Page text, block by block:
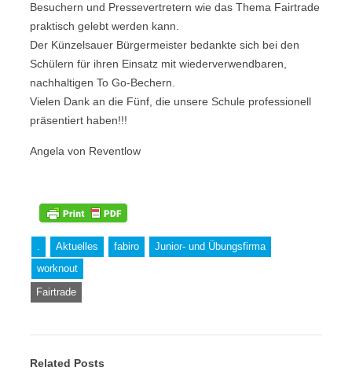
Besuchern und Pressevertretern wie das Thema Fairtrade
praktisch gelebt werden kann.
Der Künzelsauer Bürgermeister bedankte sich bei den
Schülern für ihren Einsatz mit wiederverwendbaren,
nachhaltigen To Go-Bechern.
Vielen Dank an die Fünf, die unsere Schule professionell
präsentiert haben!!!
Angela von Reventlow
. Aktuelles fabiro
Junior- und Übungsfirma
worknout
Fairtrade
Related Posts